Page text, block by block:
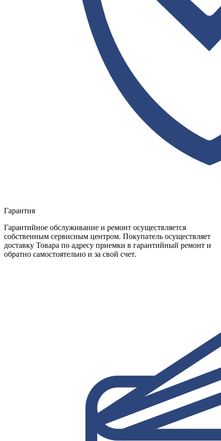
Гарантия
Гарантийное обслуживание и ремонт осуществляется
собственным сервисным центром. Покупатель осуществляет
доставку Товара по адресу приемки в гарантийный ремонт и
обратно самостоятельно и за свой счет.